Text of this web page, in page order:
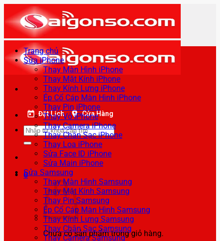
qua
nội
dung
Đặt Lịch Cửa Hàng
Tìm
kiếm:
0
Chưa có sản phẩm trong giỏ hàng.
Trang chủ
Sửa iPhone
Thay Màn Hình iPhone
Thay Mặt Kính iPhone
Thay Kính Lưng iPhone
Ép Cổ Cáp Màn Hình iPhone
Thay Pin iPhone
Thay Vỏ iPhone
Thay Camera iPhone
Thay Chân Sạc iPhone
Thay Loa iPhone
Sửa Face ID iPhone
Sửa Main iPhone
Sửa Samsung
Thay Màn Hình Samsung
Thay Mặt Kính Samsung
Thay Pin Samsung
Ép Cổ Cáp Màn Hình Samsung
Thay Kính Lưng Samsung
Thay Chân Sạc Samsung
Thay Camera Samsung